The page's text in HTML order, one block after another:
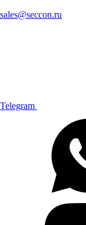
sales@seccon.ru
Telegram